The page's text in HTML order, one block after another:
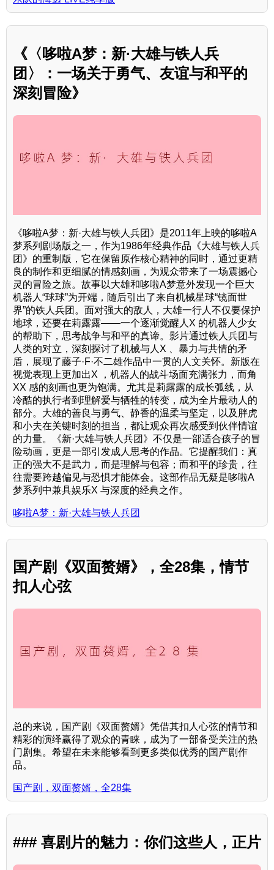
《〈哆啦A梦：新·大雄与铁人兵
团〉：一场关于勇气、友谊与和平的
深刻冒险》
《哆啦A梦：新·大雄与铁人兵团》是2011年上映的哆啦A
梦系列剧场版之一，作为1986年经典作品《大雄与铁人兵
团》的重制版，它在保留原作核心精神的同时，通过更精
良的制作和更细腻的情感刻画，为观众带来了一场震撼心
灵的冒险之旅。故事以大雄和哆啦A梦意外发现一个巨大
机器人“球球”为开端，随后引出了来自机械星球“镜面世
界”的铁人兵团。面对强大的敌人，大雄一行人不仅要保护
地球，还要在莉露露——一个逐渐觉醒人X 的机器人少女
的帮助下，思考战争与和平的真谛。影片通过铁人兵团与
人类的对立，深刻探讨了机械与人X 、暴力与共情的矛
盾，展现了藤子·F·不二雄作品中一贯的人文关怀。新版在
视觉表现上更加出X ，机器人的战斗场面充满张力，而角
XX 感的刻画也更为饱满。尤其是莉露露的成长弧线，从
冷酷的执行者到理解爱与牺牲的转变，成为全片最动人的
部分。大雄的善良与勇气、静香的温柔与坚定，以及胖虎
和小夫在关键时刻的担当，都让观众再次感受到伙伴情谊
的力量。《新·大雄与铁人兵团》不仅是一部适合孩子的冒
险动画，更是一部引发成人思考的作品。它提醒我们：真
正的强大不是武力，而是理解与包容；而和平的珍贵，往
往需要跨越偏见与恐惧才能体会。这部作品无疑是哆啦A
梦系列中兼具娱乐X 与深度的经典之作。
哆啦A梦：新·大雄与铁人兵团
国产剧《双面赘婿》，全28集，情节
扣人心弦
总的来说，国产剧《双面赘婿》凭借其扣人心弦的情节和
精彩的演绎赢得了观众的青睐，成为了一部备受关注的热
门剧集。希望在未来能够看到更多类似优秀的国产剧作
品。
国产剧，双面赘婿，全28集
### 喜剧片的魅力：你们这些人，正片